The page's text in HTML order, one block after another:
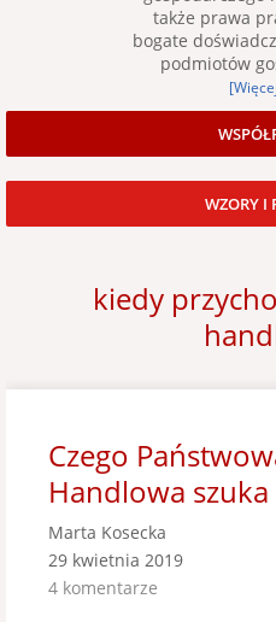
także prawa
bogate
podmiotów
WZORY I
kiedy
Czego
Handlowa
Marta Kosecka
29 kwietnia 2019
4 komentarze